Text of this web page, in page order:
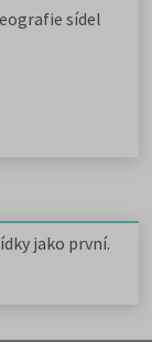
sídel
jako první.